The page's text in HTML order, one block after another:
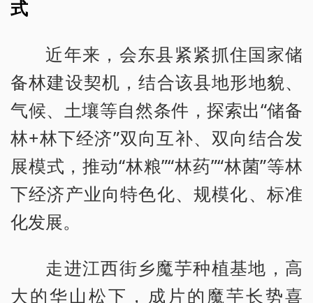
式
近年来，会东县紧紧抓住国家储
备林建设契机，结合该县地形地貌、
气候、土壤等自然条件，探索出“储备
林+林下经济”双向互补、双向结合发
展模式，推动“林粮”“林药”“林菌”等林
下经济产业向特色化、规模化、标准
化发展。
走进江西街乡魔芋种植基地，高
大的华山松下，成片的魔芋长势喜